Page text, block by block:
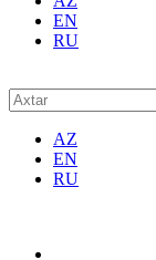
EN
RU
AZ
EN
RU